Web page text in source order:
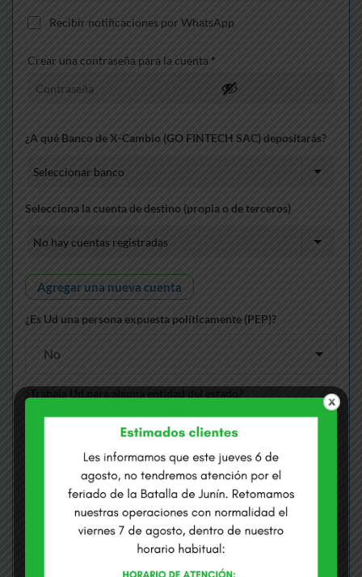
Recibir notificaciones por WhatsApp
Crear una contraseña para la cuenta *
¿A qué Banco de X-Cambio (GO FINTECH SAC) depositarás?
Selecciona la cuenta de destino (propia o de terceros)
Agregar una nueva cuenta
¿Es Ud una persona expuesta políticamente (PEP)?
COMPRAMOS USD
S/3.3725
VENDEMOS USD
S/3.4085